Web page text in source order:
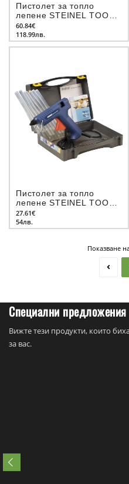
Пистолет за топло
лепене STEINEL TOOLS
DIY Gluematic 5000
60.84€
118.99лв.
Пистолет за топло
лепене STEINEL TOOLS
DIY Gluematic 3002
27.61€
54лв.
Показване
Специални предложения
Вижте тези продукти, които
за вас.